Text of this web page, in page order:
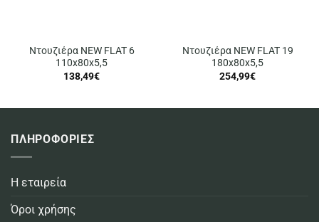
Ντουζιέρα NEW FLAT 6
110x80x5,5
138,49€
Ντουζιέρα NEW FLAT 19
180x80x5,5
254,99€
ΠΛΗΡΟΦΟΡΙΕΣ
Η εταιρεία
Όροι χρήσης